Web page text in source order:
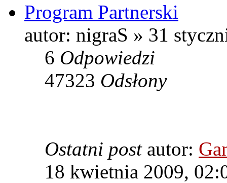
Program Partnerski
autor: nigraS » 31
6 Odpowiedzi
47323 Odsłony
Ostatni post autor:
18 kwietnia 2009,